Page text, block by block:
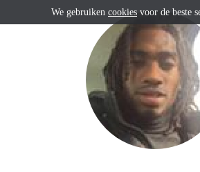
We gebruiken cookies voor de beste